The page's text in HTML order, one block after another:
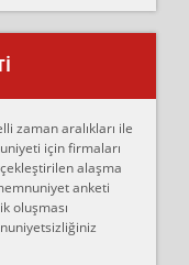
problemleri
gününde
ankaradan
gün
yaptım.
ağrılı
zaman aralıkları ile
için firmaları
alaşma
anketi
oluşması